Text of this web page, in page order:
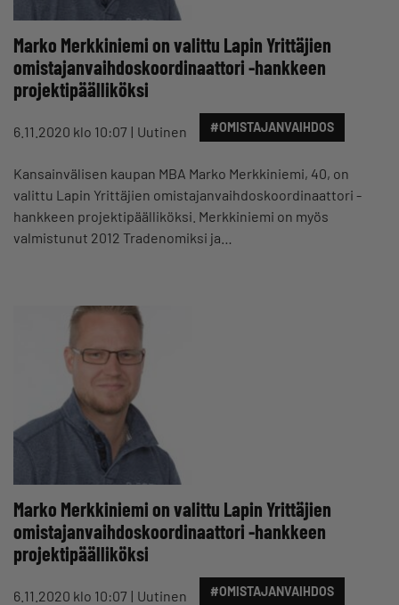
Marko Merkkiniemi on valittu Lapin Yrittäjien
omistajanvaihdoskoordinaattori -hankkeen
projektipäälliköksi
6.11.2020 klo 10:07 Uutinen #OMISTAJANVAIHDOS
Kansainvälisen kaupan MBA Marko Merkkiniemi, 40, on
valittu Lapin Yrittäjien omistajanvaihdoskoordinaattori -
hankkeen projektipäälliköksi. Merkkiniemi on myös
valmistunut 2012 Tradenomiksi ja…
Marko Merkkiniemi on valittu Lapin Yrittäjien
omistajanvaihdoskoordinaattori -hankkeen
projektipäälliköksi
6.11.2020 klo 10:07 Uutinen #OMISTAJANVAIHDOS